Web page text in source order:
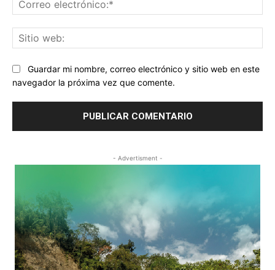
Guardar mi nombre, correo electrónico y sitio web en este
navegador la próxima vez que comente.
- Advertisment -